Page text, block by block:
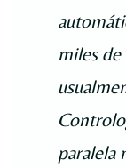
miles de
paralela